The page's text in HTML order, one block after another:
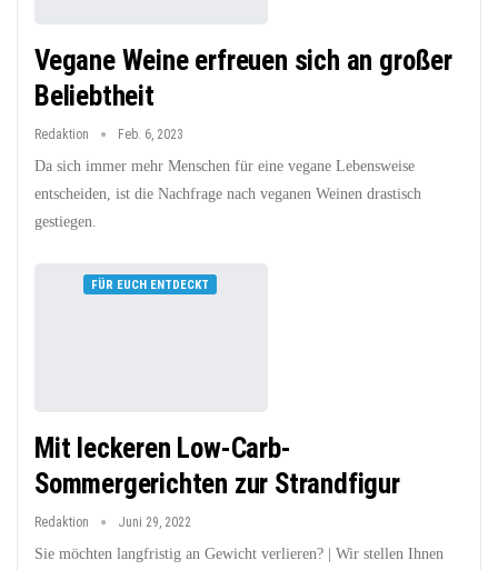
Vegane Weine erfreuen sich an großer
Beliebtheit
Redaktion Feb. 6, 2023
Da sich immer mehr Menschen für eine vegane Lebensweise
entscheiden, ist die Nachfrage nach veganen Weinen drastisch
gestiegen.
FÜR EUCH ENTDECKT
Mit leckeren Low-Carb-
Sommergerichten zur Strandfigur
Redaktion Juni 29, 2022
Sie möchten langfristig an Gewicht verlieren? | Wir stellen Ihnen